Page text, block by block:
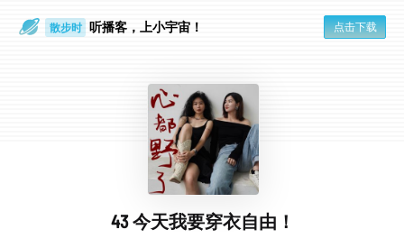
散步时 听播客，上小宇宙！ 点击下载
43 今天我要穿衣自由！